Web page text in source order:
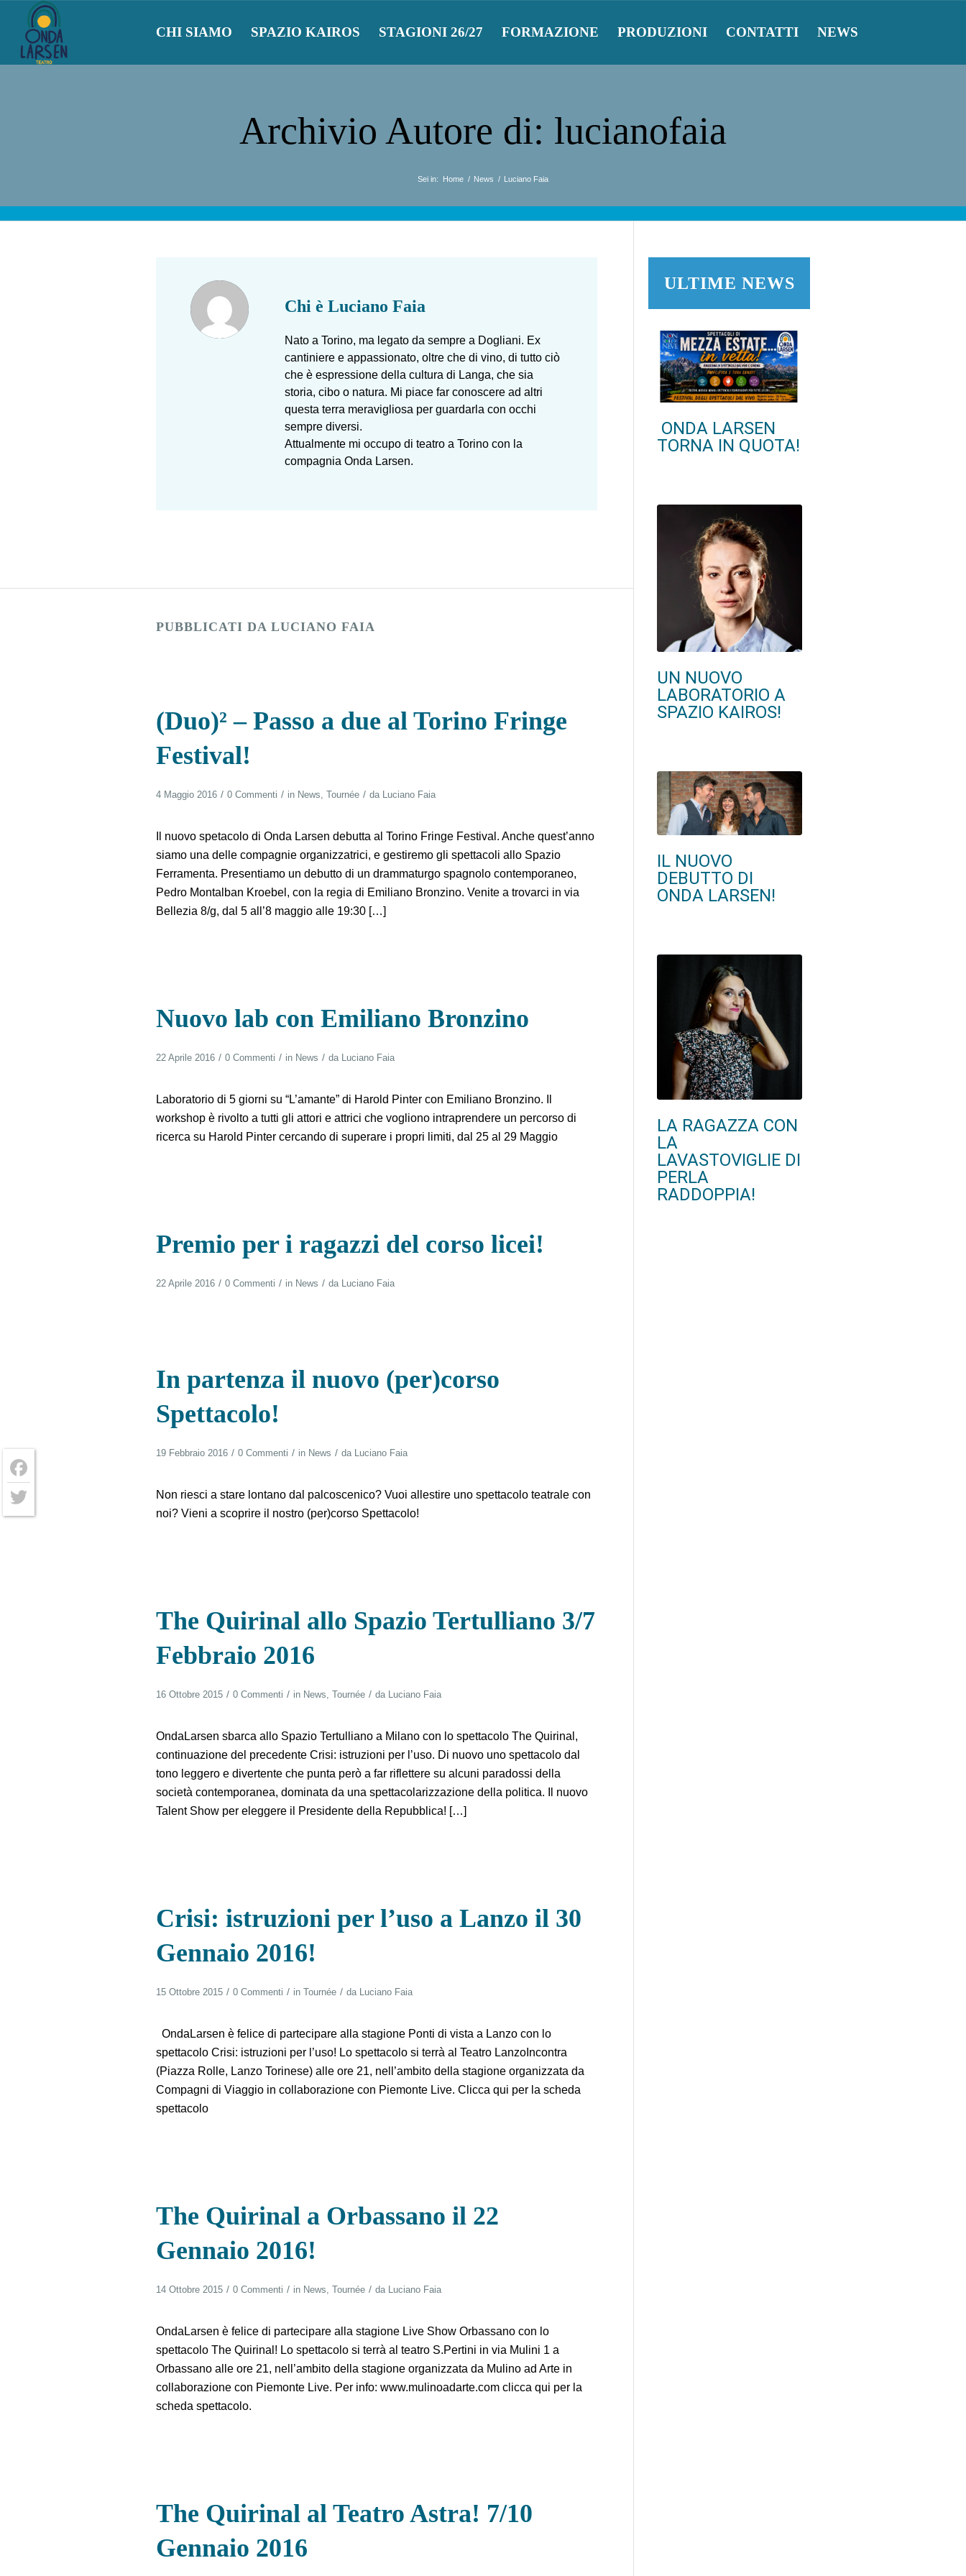
CHI SIAMO SPAZIO KAIROS STAGIONI 26/27 FORMAZIONE PRODUZIONI CONTATTI NEWS
Archivio Autore di: lucianofaia
Sei in: Home / News / Luciano Faia
Chi è Luciano Faia
Nato a Torino, ma legato da sempre a Dogliani. Ex
cantiniere e appassionato, oltre che di vino, di tutto ciò
che è espressione della cultura di Langa, che sia
storia, cibo o natura. Mi piace far conoscere ad altri
questa terra meravigliosa per guardarla con occhi
sempre diversi.
Attualmente mi occupo di teatro a Torino con la
compagnia Onda Larsen.
PUBBLICATI DA LUCIANO FAIA
(Duo)² – Passo a due al Torino Fringe
Festival!
4 Maggio 2016 / 0 Commenti / in News, Tournée / da Luciano Faia
Il nuovo spetacolo di Onda Larsen debutta al Torino Fringe Festival. Anche quest’anno
siamo una delle compagnie organizzatrici, e gestiremo gli spettacoli allo Spazio
Ferramenta. Presentiamo un debutto di un drammaturgo spagnolo contemporaneo,
Pedro Montalban Kroebel, con la regia di Emiliano Bronzino. Venite a trovarci in via
Bellezia 8/g, dal 5 all’8 maggio alle 19:30 […]
Nuovo lab con Emiliano Bronzino
22 Aprile 2016 / 0 Commenti / in News / da Luciano Faia
Laboratorio di 5 giorni su “L’amante” di Harold Pinter con Emiliano Bronzino. Il
workshop è rivolto a tutti gli attori e attrici che vogliono intraprendere un percorso di
ricerca su Harold Pinter cercando di superare i propri limiti, dal 25 al 29 Maggio
Premio per i ragazzi del corso licei!
22 Aprile 2016 / 0 Commenti / in News / da Luciano Faia
In partenza il nuovo (per)corso
Spettacolo!
19 Febbraio 2016 / 0 Commenti / in News / da Luciano Faia
Non riesci a stare lontano dal palcoscenico? Vuoi allestire uno spettacolo teatrale con
noi? Vieni a scoprire il nostro (per)corso Spettacolo!
The Quirinal allo Spazio Tertulliano 3/7
Febbraio 2016
16 Ottobre 2015 / 0 Commenti / in News, Tournée / da Luciano Faia
OndaLarsen sbarca allo Spazio Tertulliano a Milano con lo spettacolo The Quirinal,
continuazione del precedente Crisi: istruzioni per l’uso. Di nuovo uno spettacolo dal
tono leggero e divertente che punta però a far riflettere su alcuni paradossi della
società contemporanea, dominata da una spettacolarizzazione della politica. Il nuovo
Talent Show per eleggere il Presidente della Repubblica! […]
Crisi: istruzioni per l’uso a Lanzo il 30
Gennaio 2016!
15 Ottobre 2015 / 0 Commenti / in Tournée / da Luciano Faia
OndaLarsen è felice di partecipare alla stagione Ponti di vista a Lanzo con lo
spettacolo Crisi: istruzioni per l’uso! Lo spettacolo si terrà al Teatro LanzoIncontra
(Piazza Rolle, Lanzo Torinese) alle ore 21, nell’ambito della stagione organizzata da
Compagni di Viaggio in collaborazione con Piemonte Live. Clicca qui per la scheda
spettacolo
The Quirinal a Orbassano il 22
Gennaio 2016!
14 Ottobre 2015 / 0 Commenti / in News, Tournée / da Luciano Faia
OndaLarsen è felice di partecipare alla stagione Live Show Orbassano con lo
spettacolo The Quirinal! Lo spettacolo si terrà al teatro S.Pertini in via Mulini 1 a
Orbassano alle ore 21, nell’ambito della stagione organizzata da Mulino ad Arte in
collaborazione con Piemonte Live. Per info: www.mulinoadarte.com clicca qui per la
scheda spettacolo.
The Quirinal al Teatro Astra! 7/10
Gennaio 2016
ULTIME NEWS
ONDA LARSEN
TORNA IN QUOTA!
UN NUOVO
LABORATORIO A
SPAZIO KAIROS!
IL NUOVO
DEBUTTO DI
ONDA LARSEN!
LA RAGAZZA CON
LA
LAVASTOVIGLIE DI
PERLA
RADDOPPIA!
Facebook
Twitter